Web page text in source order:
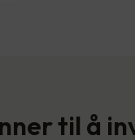
til å